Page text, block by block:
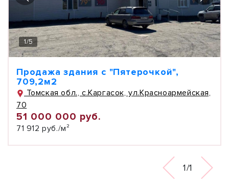
1/5
Продажа здания с "Пятерочкой",
709,2м2
Томская обл., с.Каргасок, ул.Красноармейская,
70
51 000 000 руб.
71 912 руб./м²
1/1